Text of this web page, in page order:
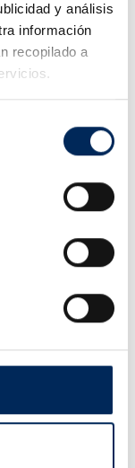
y análisis
información
recopilado a
vehículos de
220V, su brazo
lo
, compacto,
fiable
del taller.